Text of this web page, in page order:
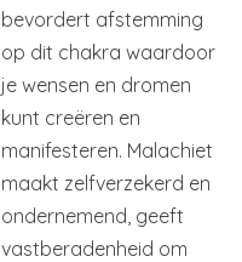
bevordert afstemming
op dit chakra waardoor
je wensen en dromen
kunt creëren en
manifesteren. Malachiet
maakt zelfverzekerd en
ondernemend, geeft
vastberadenheid om